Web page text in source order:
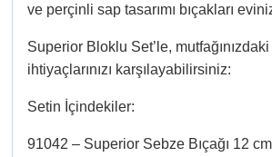
ve perçinli sap tasarımı bıçakları
Superior Bloklu Set’le,
ihtiyaçlarınızı karşılayabilirsiniz:
Setin İçindekiler:
91042 – Superior Sebze Bıçağı 12